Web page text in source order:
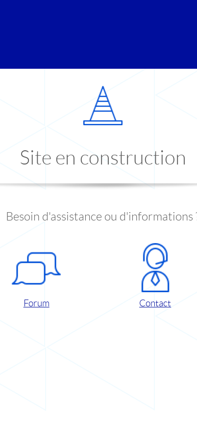
Site en construction
Besoin d'assistance ou d'informations
Forum Contact